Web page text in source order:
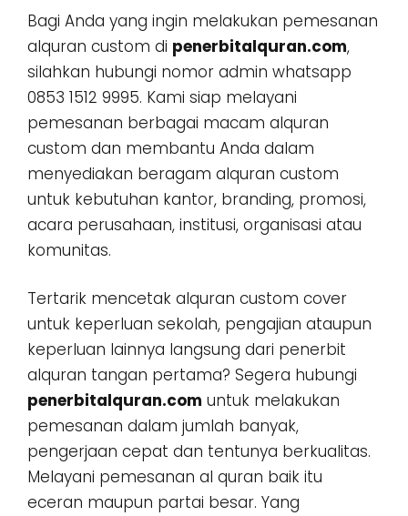
Bagi Anda yang ingin melakukan pemesanan
alquran custom di penerbitalquran.com,
silahkan hubungi nomor admin whatsapp
0853 1512 9995. Kami siap melayani
pemesanan berbagai macam alquran
custom dan membantu Anda dalam
menyediakan beragam alquran custom
untuk kebutuhan kantor, branding, promosi,
acara perusahaan, institusi, organisasi atau
komunitas.
Tertarik mencetak alquran custom cover
untuk keperluan sekolah, pengajian ataupun
keperluan lainnya langsung dari penerbit
alquran tangan pertama? Segera hubungi
penerbitalquran.com untuk melakukan
pemesanan dalam jumlah banyak,
pengerjaan cepat dan tentunya berkualitas.
Melayani pemesanan al quran baik itu
eceran maupun partai besar. Yang